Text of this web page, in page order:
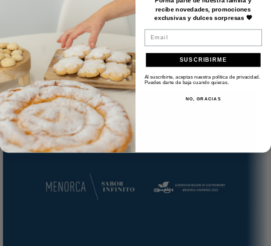
Mas antiguo
Entradas relacionadas
25
ENE
recibe novedades, promociones
exclusivas y dulces sorpresas 🧡
Email
SUSCRIBIRME
Al suscribirte, aceptas nuestra política de privacidad.
Puedes darte de baja cuando quieras.
NO, GRACIAS